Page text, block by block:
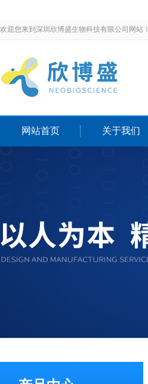
欢迎您来到深圳欣博盛生物科技有限公司网站！
网站首页 关于我们